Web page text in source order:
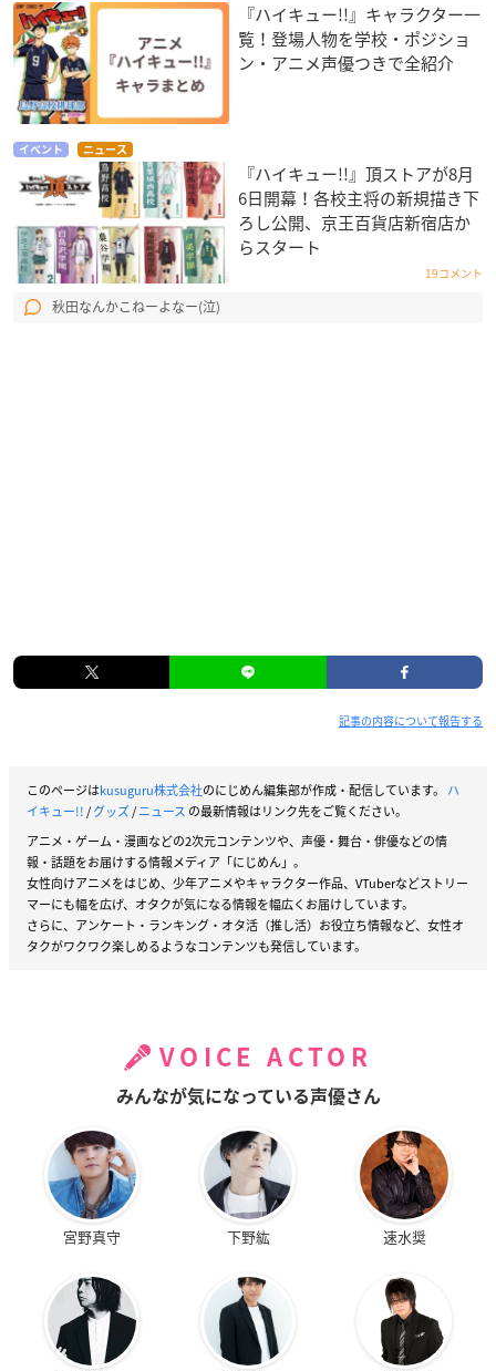
『ハイキュー!!』キャラクター一
覧！登場人物を学校・ポジショ
ン・アニメ声優つきで全紹介
イベント ニュース
『ハイキュー!!』頂ストアが8月
6日開幕！各校主将の新規描き下
ろし公開、京王百貨店新宿店か
らスタート
19コメント
秋田なんかこねーよなー(泣)
記事の内容について報告する
このページはkusuguru株式会社のにじめん編集部が作成・配信しています。 ハ
イキュー!!/グッズ/ニュース の最新情報はリンク先をご覧ください。
アニメ・ゲーム・漫画などの2次元コンテンツや、声優・舞台・俳優などの情
報・話題をお届けする情報メディア「にじめん」。
女性向けアニメをはじめ、少年アニメやキャラクター作品、VTuberなどストリー
マーにも幅を広げ、オタクが気になる情報を幅広くお届けしています。
さらに、アンケート・ランキング・オタ活（推し活）お役立ち情報など、女性オ
タクがワクワク楽しめるようなコンテンツも発信しています。
VOICE ACTOR
みんなが気になっている声優さん
宮野真守 下野紘 速水奨